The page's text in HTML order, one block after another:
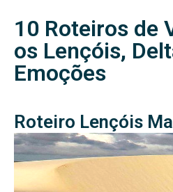
10 Roteiros de
os Lençóis,
Emoções
Roteiro Lençóis
(Bate-volta)